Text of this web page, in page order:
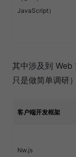
JavaScript）
其中涉及到 Web
只是做简单调研
客户端开发框架
Nw.js